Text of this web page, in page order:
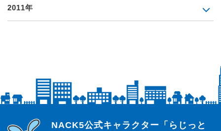
2011年
らじっと君
NACK5公式キャラクター「らじっと